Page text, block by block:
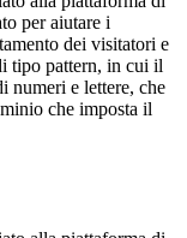
per aiutare i
dei visitatori e
tipo pattern, in cui il
numeri e lettere, che
che imposta il